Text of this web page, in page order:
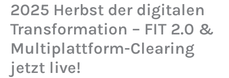
2025 Herbst der digitalen
Transformation – FIT 2.0 &
Multiplattform-Clearing
jetzt live!